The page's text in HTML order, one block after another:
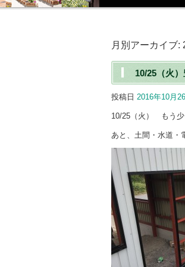
月別アーカイブ:
10/25（火
投稿日 2016年10月
10/25（火） もう少
あと、土間・水道・